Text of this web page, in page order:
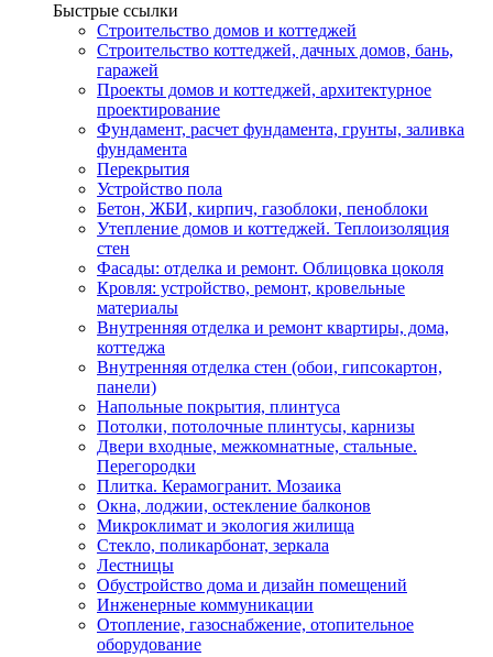
Быстрые ссылки
Строительство домов и коттеджей
Строительство коттеджей, дачных домов, бань,
гаражей
Проекты домов и коттеджей, архитектурное
проектирование
Фундамент, расчет фундамента, грунты, заливка
фундамента
Перекрытия
Устройство пола
Бетон, ЖБИ, кирпич, газоблоки, пеноблоки
Утепление домов и коттеджей. Теплоизоляция
стен
Фасады: отделка и ремонт. Облицовка цоколя
Кровля: устройство, ремонт, кровельные
материалы
Внутренняя отделка и ремонт квартиры, дома,
коттеджа
Внутренняя отделка стен (обои, гипсокартон,
панели)
Напольные покрытия, плинтуса
Потолки, потолочные плинтусы, карнизы
Двери входные, межкомнатные, стальные.
Перегородки
Плитка. Керамогранит. Мозаика
Окна, лоджии, остекление балконов
Микроклимат и экология жилища
Стекло, поликарбонат, зеркала
Лестницы
Обустройство дома и дизайн помещений
Инженерные коммуникации
Отопление, газоснабжение, отопительное
оборудование